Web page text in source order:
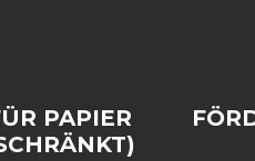
PAPIER